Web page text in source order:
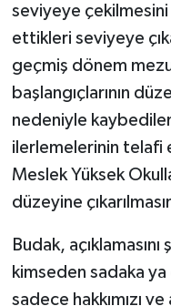
seviyeye
ettikleri seviyeye
geçmiş dönem
başlangıçlarının
nedeniyle
ilerlemelerinin telafi
Meslek Yüksek
düzeyine
Budak,
kimseden sadaka
sadece hakkımızı